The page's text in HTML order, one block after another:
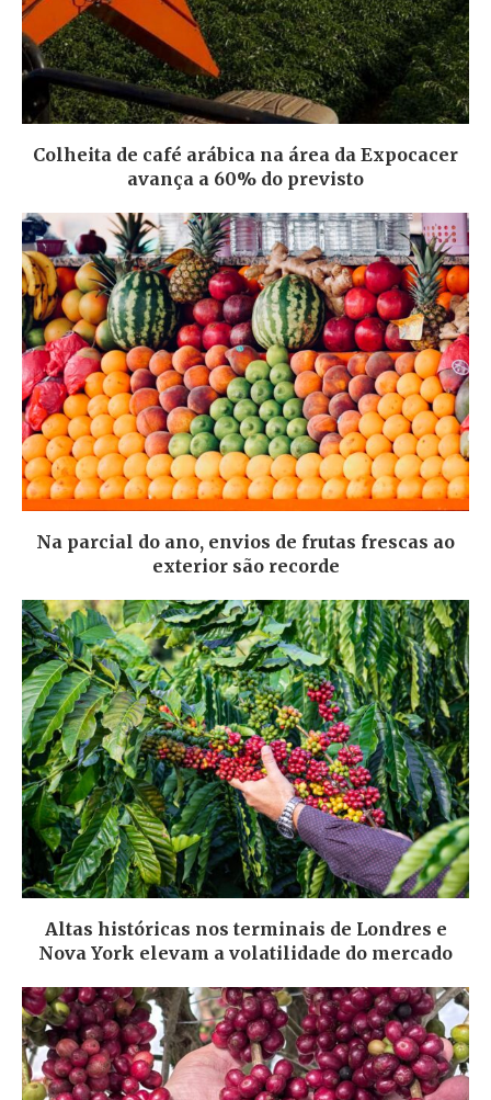
Colheita de café arábica na área da Expocacer
avança a 60% do previsto
Na parcial do ano, envios de frutas frescas ao
exterior são recorde
Altas históricas nos terminais de Londres e
Nova York elevam a volatilidade do mercado